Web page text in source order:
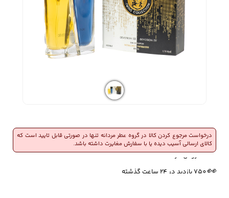
زیبایی و سلامت
شلوارک مردانه ژاکت و پلیور مردانه شلوار کتان مردانه
شلوار جین مردانه
سویشرت و هودی
اکسسوری مردانه پوشت مردانه
درخواست مرجوع کردن کالا در گروه عطر مردانه تنها در صورتی قابل تایید است که
کالای ارسالی آسیب دیده یا با سفارش مغایرت داشته باشد.🔥 7 فروش در هفته گذشته
👀